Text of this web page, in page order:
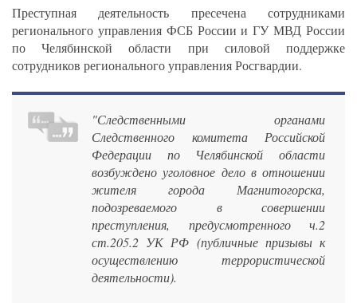
Преступная деятельность пресечена сотрудниками
регионального управления ФСБ России и ГУ МВД России
по Челябинской области при силовой поддержке
сотрудников регионального управления Росгвардии.
"Следственными органами
Следственного комитета Российской
Федерации по Челябинской области
возбуждено уголовное дело в отношении
жителя города Магнитогорска,
подозреваемого в совершении
преступления, предусмотренного ч.2
ст.205.2 УК РФ (публичные призывы к
осуществлению террористической
деятельности).